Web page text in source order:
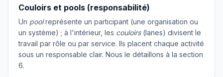
Couloirs et pools (responsabilité)
Un poolreprésente un participant (une organisation ou
un système) ; à l'intérieur, les couloirs(lanes) divisent le
travail par rôle ou par service. Ils placent chaque activité
sous un responsable clair. Nous le détaillons à la section
6.